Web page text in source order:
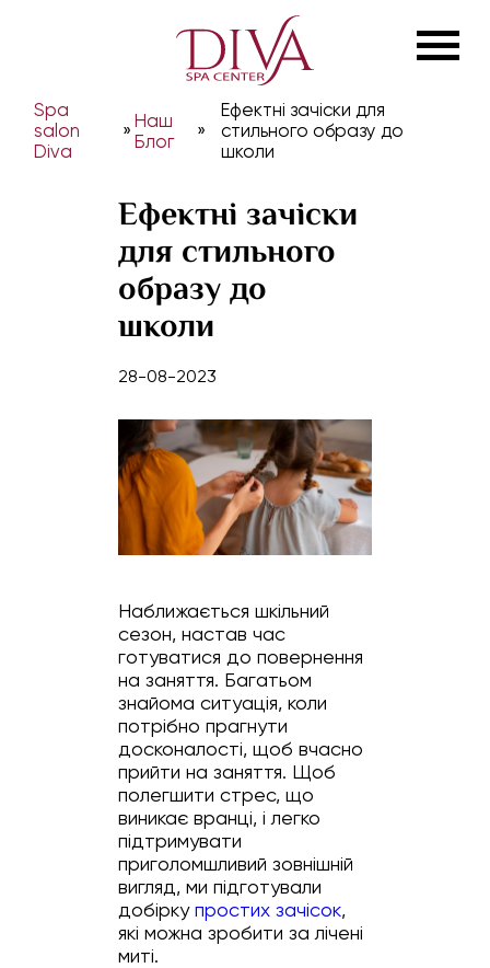
Spa
salon
Diva
» Наш
Блог
»
Ефектні зачіски для
стильного образу до
школи
Ефектні зачіски
для стильного
образу до
школи
28-08-2023
Наближається шкільний
сезон, настав час
готуватися до повернення
на заняття. Багатьом
знайома ситуація, коли
потрібно прагнути
досконалості, щоб вчасно
прийти на заняття. Щоб
полегшити стрес, що
виникає вранці, і легко
підтримувати
приголомшливий зовнішній
вигляд, ми підготували
добіркупростих зачісок,
які можна зробити за лічені
миті.